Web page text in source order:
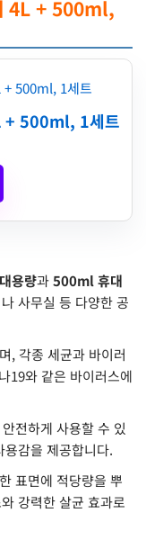
4L + 500ml,
+ 500ml, 1세트
용량과500ml 휴대
사무실 등 다양한 공
, 각종 세균과 바이러
19와 같은 바이러스에
전하게 사용할 수 있
감을 제공합니다.
표면에 적당량을 뿌
강력한 살균 효과로